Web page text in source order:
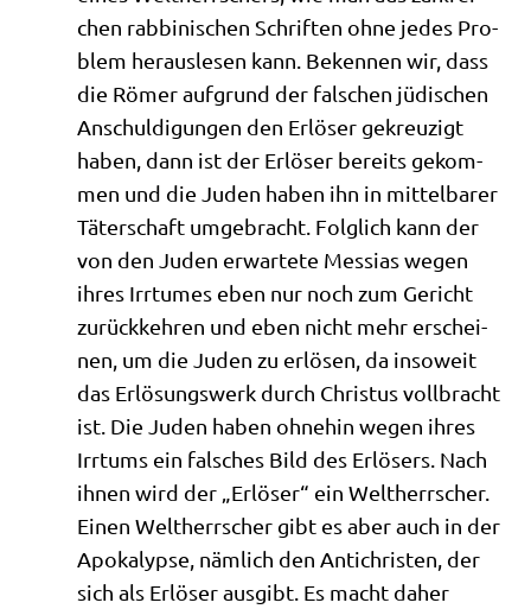
chen rab­bi­ni­schen Schrif­ten ohne jedes Pro­
blem her­aus­le­sen kann. Beken­nen wir, dass
die Römer auf­grund der fal­schen jüdi­schen
Anschul­di­gun­gen den Erlö­ser gekreu­zigt
haben, dann ist der Erlö­ser bereits gekom­
men und die Juden haben ihn in mit­tel­ba­rer
Täter­schaft umge­bracht. Folg­lich kann der
von den Juden erwar­te­te Mes­si­as wegen
ihres Irr­tu­mes eben nur noch zum Gericht
zurück­keh­ren und eben nicht mehr erschei­
nen, um die Juden zu erlö­sen, da inso­weit
das Erlö­sungs­werk durch Chri­stus voll­bracht
ist. Die Juden haben ohne­hin wegen ihres
Irr­tums ein fal­sches Bild des Erlö­sers. Nach
ihnen wird der „Erlö­ser“ ein Welt­herr­scher.
Einen Welt­herr­scher gibt es aber auch in der
Apo­ka­lyp­se, näm­lich den Anti­chri­sten, der
sich als Erlö­ser aus­gibt. Es macht daher